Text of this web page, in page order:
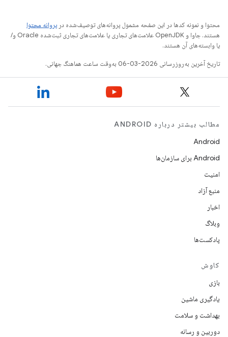
محتوا و نمونه کدها در این صفحه مشمول پروانه‌های توصیف‌شده در پروانه محتوا
هستند. جاوا و OpenJDK علامت‌های تجاری یا علامت‌های تجاری ثبت‌شده Oracle و/
یا وابسته‌های آن هستند.
تاریخ آخرین به‌روزرسانی 2026-03-06 به‌وقت ساعت هماهنگ جهانی.
مطالب بیشتر درباره ANDROID
Android
Android برای سازمان‌ها
امنیت
منبع آزاد
اخبار
وبلاگ
پادکست‌ها
کاوش
بازی
یادگیری ماشین
بهداشت و سلامت
دوربین و رسانه